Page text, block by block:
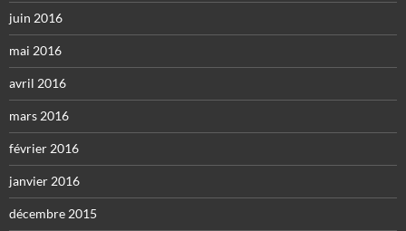
juin 2016
mai 2016
avril 2016
mars 2016
février 2016
janvier 2016
décembre 2015